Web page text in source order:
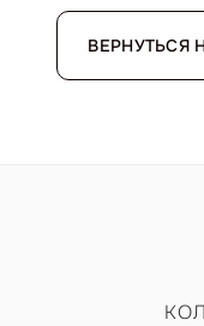
ВЕРНУТЬСЯ